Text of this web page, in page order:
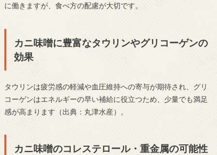
に働きますが、食べ方の配慮が大切です。
カニ味噌に豊富なタウリンやグリコーゲンの
効果
タウリンは疲労感の軽減や血圧維持への寄与が期待され、グリ
コーゲンはエネルギーの早い補給に役立つため、少量でも満足
感が高まります（出典：丸津水産）。
カニ味噌のコレステロール・重金属の可能性